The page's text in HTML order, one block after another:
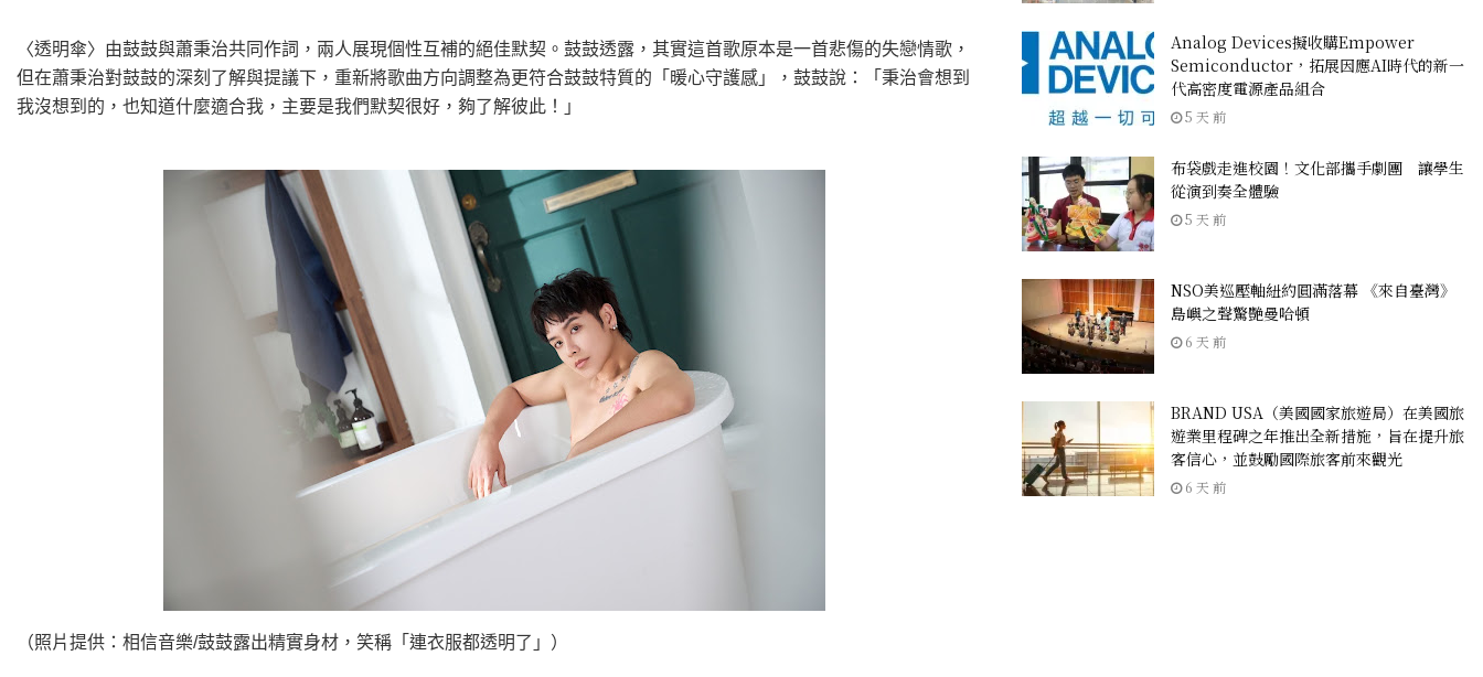
〈透明傘〉由鼓鼓與蕭秉治共同作詞，兩人展現個性互補的絕佳默契。鼓鼓透露，其實這首歌原本是一首悲傷的失戀情歌，
但在蕭秉治對鼓鼓的深刻了解與提議下，重新將歌曲方向調整為更符合鼓鼓特質的「暖心守護感」，鼓鼓說：「秉治會想到
我沒想到的，也知道什麼適合我，主要是我們默契很好，夠了解彼此！」
（照片提供：相信音樂/鼓鼓露出精實身材，笑稱「連衣服都透明了」）
Analog Devices擬收購Empower
Semiconductor，拓展因應AI時代的新一
代高密度電源產品組合
5 天 前
布袋戲走進校園！文化部攜手劇團 讓學生
從演到奏全體驗
5 天 前
NSO美巡壓軸紐約圓滿落幕 《來自臺灣》
島嶼之聲驚艷曼哈頓
6 天 前
BRAND USA（美國國家旅遊局）在美國旅
遊業里程碑之年推出全新措施，旨在提升旅
客信心，並鼓勵國際旅客前來觀光
6 天 前